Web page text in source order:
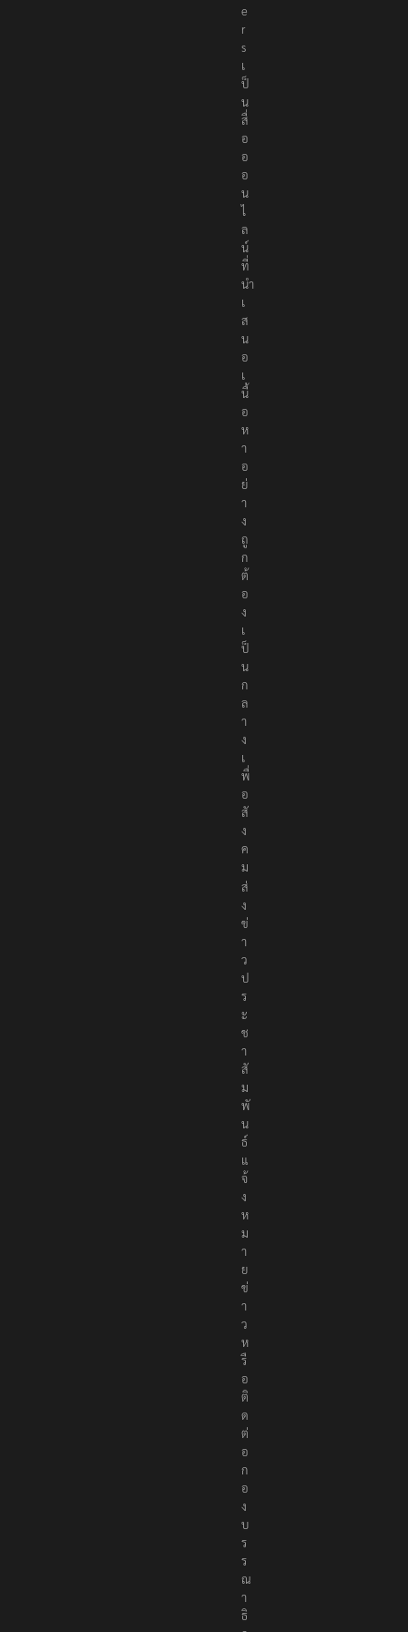
e
r
s
เ
ป็
น
สื่
อ
อ
อ
น
ไ
ล
น์
ที่
นำ
เ
ส
น
อ
เ
นื้
อ
ห
า
อ
ย่
า
ง
ถู
ก
ต้
อ
ง
เ
ป็
น
ก
ล
า
ง
เ
พื่
อ
สั
ง
ค
ม
ส่
ง
ข่
า
ว
ป
ร
ะ
ช
า
สั
ม
พั
น
ธ์
แ
จ้
ง
ห
ม
า
ย
ข่
า
ว
ห
รื
อ
ติ
ด
ต่
อ
ก
อ
ง
บ
ร
ร
ณ
า
ธิ